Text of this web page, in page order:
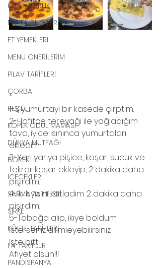
KIŞA HAZIRLIK
PRATİK BİLGİLER
ET YEMEKLERİ
MENÜ ÖNERİLERİM
PİLAV TARİFLERİ
ÇORBA
REÇEL
KÖPEK ÖDÜL MAMASI
DÜNYA MUTFAĞI
BÖREK
İÇECEKLER
SARMA TARİFLERİ
SİRKE
KÖFTE TARİFLERİ
FİT TARİFLER
PANDİSPANYA
1-3 yumurtayı bir kasede çırptım.
2-Hafifce tereyağı ile yağladığım
tava, iyice ısınınca yumurtaları
ekledim.
3-Yarı yarıya pişice, kaşar, sucuk ve
tekrar kaşar ekleyip, 2 dakika daha
pişirdim.
4-İki kıyısını katladım. 2 dakika daha
pişirdim.
5-Tabağa alıp, ikiye böldüm.
İsterseniz dilimleyebilirsiniz.
İşte bitti.
Afiyet olsun!!!